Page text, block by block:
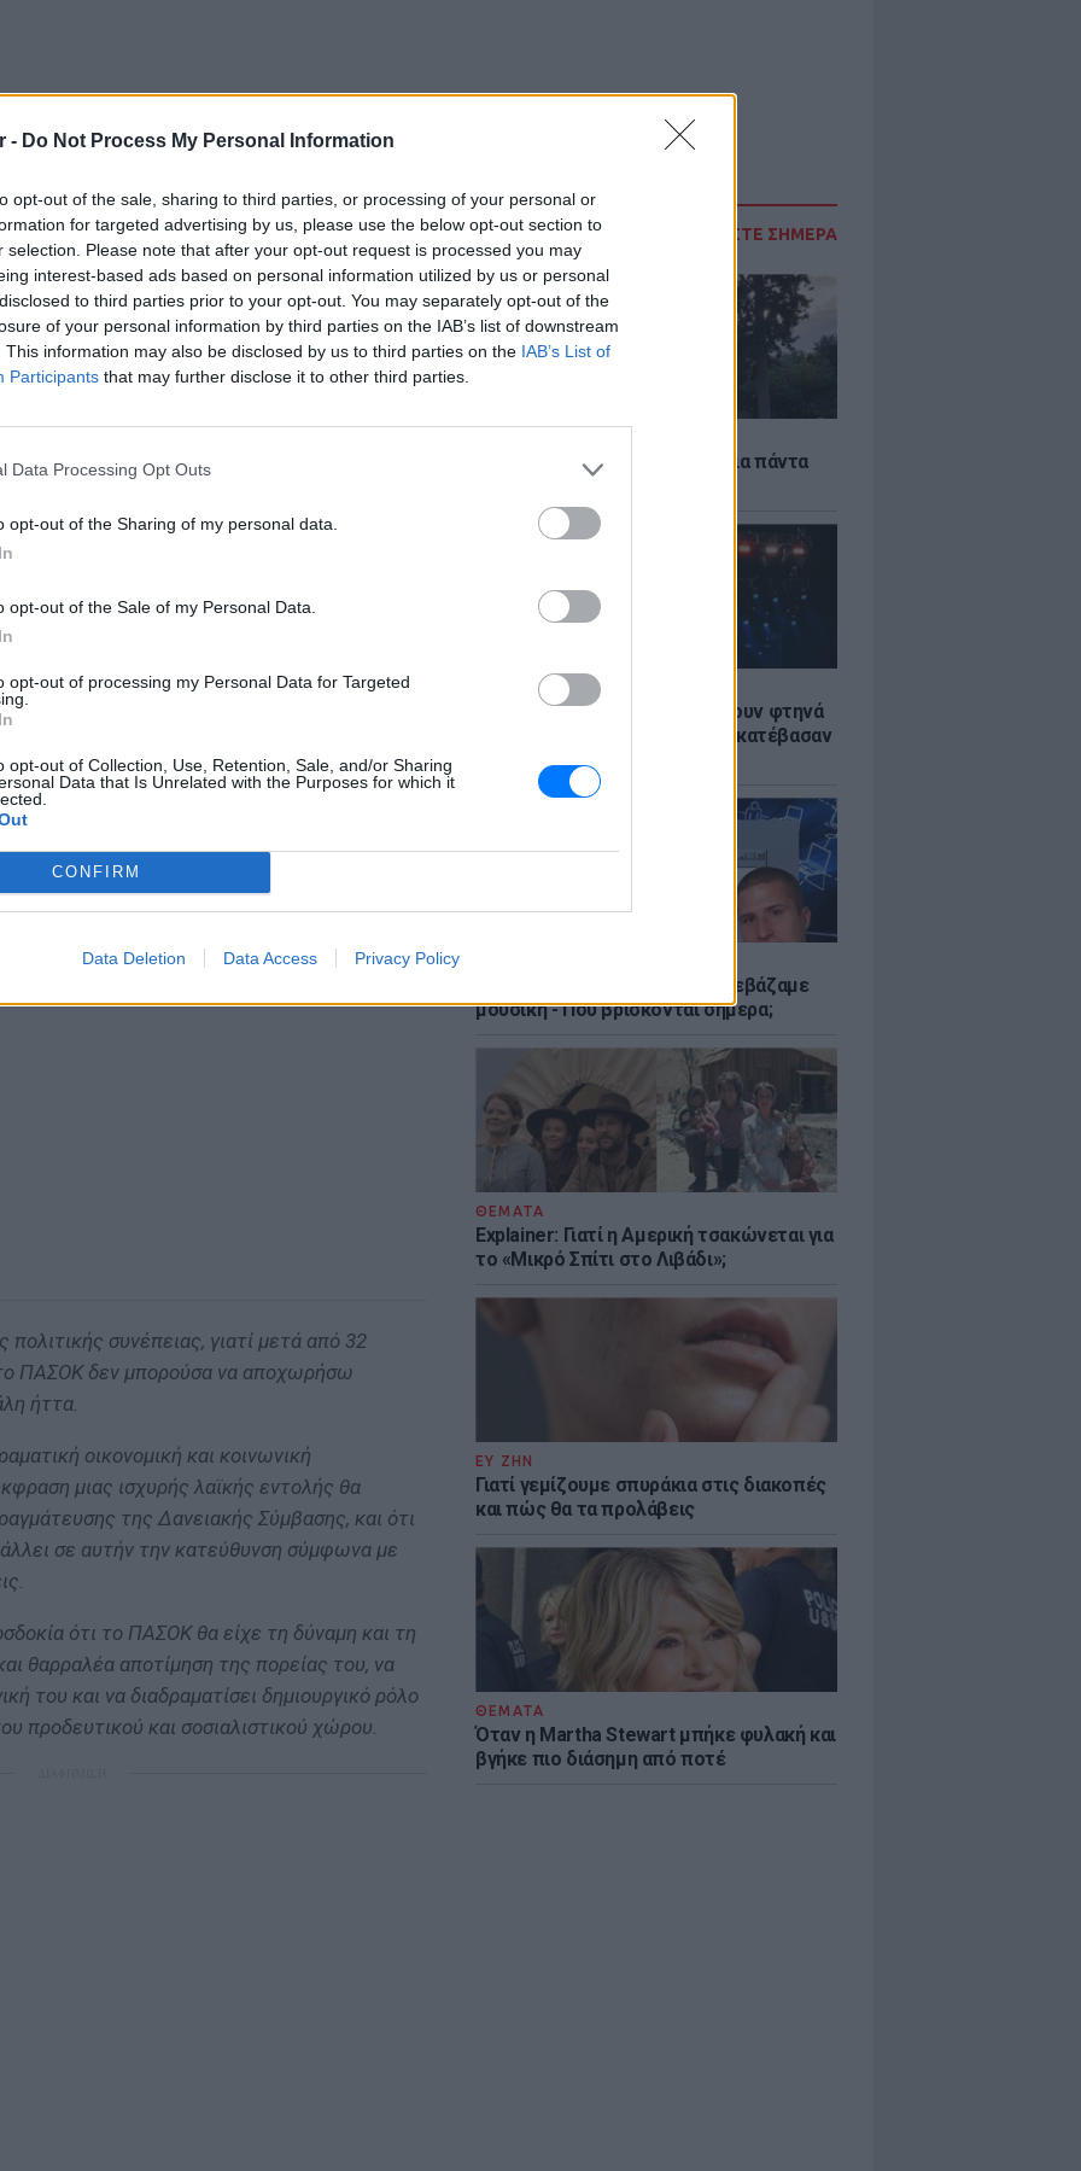
- Do Not Process My Personal Information
opt-out of the sale, sharing to third parties, or processing of your personal or
for targeted advertising by us, please use the below opt-out section to
selection. Please note that after your opt-out request is processed you may
interest-based ads based on personal information utilized by us or personal
to third parties prior to your opt-out. You may separately opt-out of the
of your personal information by third parties on the IAB’s list of downstream
This information may also be disclosed by us to third parties on the IAB’s List of
Participants that may further disclose it to other third parties.
Data Processing Opt Outs
opt-out of the Sharing of my personal data.
opt-out of the Sale of my Personal Data.
opt-out of processing my Personal Data for Targeted
opt-out of Collection, Use, Retention, Sale, and/or Sharing
Data that Is Unrelated with the Purposes for which it
CONFIRM
Data Deletion Data Access Privacy Policy
ΔΙΑΒΑΣΤΕ ΣΗΜΕΡΑ
Ο αρχιτέκτονας που άλλαξε για πάντα
LIFESTYLE
Οι συναυλίες επιτέλους βγάζουν φτηνά
εισιτήρια - Ποιοι καλλιτέχνες κατέβασαν
τις τιμές
Έφτιαξαν το Napster που κατεβάζαμε
μουσική - Πού βρίσκονται σήμερα;
ΘΕΜΑΤΑ
Explainer: Γιατί η Αμερική τσακώνεται για
το «Μικρό Σπίτι στο Λιβάδι»;
ΕΥ ΖΗΝ
Γιατί γεμίζουμε σπυράκια στις διακοπές
και πώς θα τα προλάβεις
ΘΕΜΑΤΑ
Όταν η Martha Stewart μπήκε φυλακή και
βγήκε πιο διάσημη από ποτέ
μου με το νέο πακέτο μέτρων που θα
εβδομάδα, τη θέση του ΠΑΣΟΚ, καθώς και
κόμματος.
από την Κυβέρνηση και καταψήφισα
ότι θα αυξήσει δραματικά την ύφεση και
ότι δεν μπορεί να τίθεται ως προϋπόθεση
της ελληνικής κοινωνίας και η
κατακτήσεων που αποτελούν πολύτιμο
πολιτικού και νομικού πολιτισμού.
μου από τον Κοινοβουλευτική Ομάδα του
σας και συμμετείχα στα ψηφοδέλτια του
του Ιουνίου για τρεις λόγους:
ΔΙΑΦΗΜΙΣΗ
συνέπειας, γιατί μετά από 32
ΠΑΣΟΚ δεν μπορούσα να αποχωρήσω
ήττα.
οικονομική και κοινωνική
μιας ισχυρής λαϊκής εντολής θα
της Δανειακής Σύμβασης, και ότι
σε αυτήν την κατεύθυνση σύμφωνα με
ότι το ΠΑΣΟΚ θα είχε τη δύναμη και τη
θαρραλέα αποτίμηση της πορείας του, να
του και να διαδραματίσει δημιουργικό ρόλο
προδευτικού και σοσιαλιστικού χώρου.